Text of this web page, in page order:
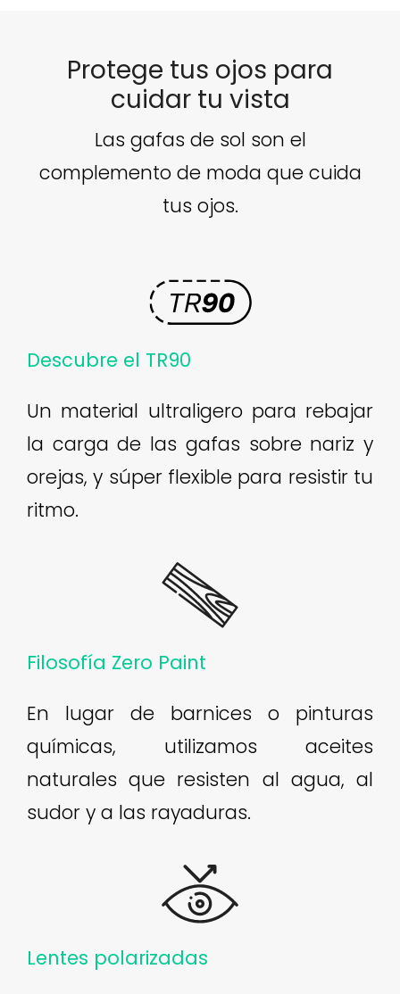
Protege tus ojos para
cuidar tu vista
Las gafas de sol son el
complemento de moda que cuida
tus ojos.
Descubre el TR90
Un material ultraligero para rebajar
la carga de las gafas sobre nariz y
orejas, y súper flexible para resistir tu
ritmo.
Filosofía Zero Paint
En lugar de barnices o pinturas
químicas, utilizamos aceites
naturales que resisten al agua, al
sudor y a las rayaduras.
Lentes polarizadas